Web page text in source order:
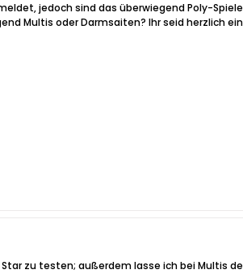
jedoch sind das überwiegend Poly-
Multis oder Darmsaiten? Ihr seid herzlich
zu testen; außerdem lasse ich bei Multis